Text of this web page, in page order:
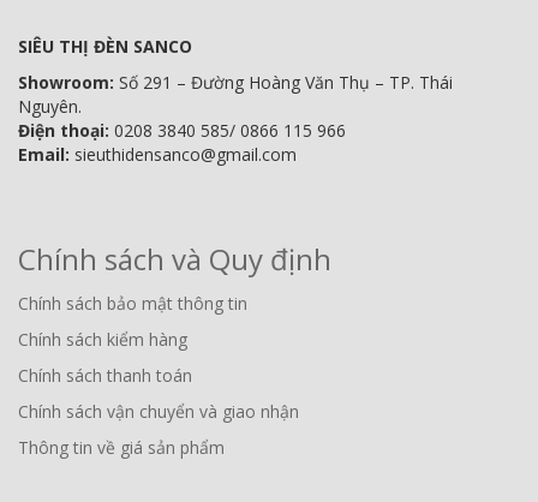
SIÊU THỊ ĐÈN SANCO
Showroom: Số 291 – Đường Hoàng Văn Thụ – TP. Thái
Nguyên.
Điện thoại: 0208 3840 585/ 0866 115 966
Email: sieuthidensanco@gmail.com
Chính sách và Quy định
Chính sách bảo mật thông tin
Chính sách kiểm hàng
Chính sách thanh toán
Chính sách vận chuyển và giao nhận
Thông tin về giá sản phẩm